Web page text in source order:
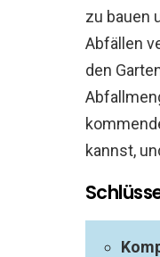
zu bauen
Abfällen
den
kannst,